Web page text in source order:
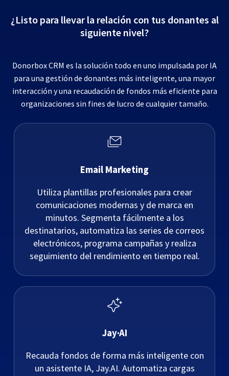
¿Listo para llevar la relación con tus donantes al
siguiente nivel?
Donorbox CRM es la solución todo en uno impulsada por IA
para una gestión de donantes más inteligente, una mayor
interacción y una recaudación de fondos más eficiente para
organizaciones sin fines de lucro de cualquier tamaño.
Email Marketing
Utiliza plantillas profesionales para crear
comunicaciones modernas y de marca en
minutos. Segmenta fácilmente a los
destinatarios, automatiza las series de correos
electrónicos, programa campañas y realiza
seguimiento del rendimiento en tiempo real.
Jay·AI
Recauda fondos de forma más inteligente con
un asistente IA, Jay.AI. Automatiza cargas